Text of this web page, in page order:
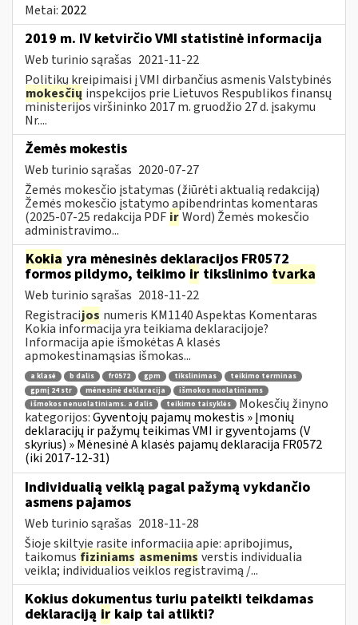
Metai: 2022
2019 m. IV ketvirčio VMI statistinė informacija
Web turinio sąrašas 2021-11-22
Politikų kreipimaisi į VMI dirbančius asmenis Valstybinės
mokesčių inspekcijos prie Lietuvos Respublikos finansų
ministerijos viršininko 2017 m. gruodžio 27 d. įsakymu
Nr....
Žemės mokestis
Web turinio sąrašas 2020-07-27
Žemės mokesčio įstatymas (žiūrėti aktualią redakciją)
Žemės mokesčio įstatymo apibendrintas komentaras
(2025-07-25 redakcija PDF irWord) Žemės mokesčio
administravimo...
Kokia yra mėnesinės deklaracijos FR0572
formos pildymo, teikimo ir tikslinimo tvarka
Web turinio sąrašas 2018-11-22
Registracijos numeris KM1140 Aspektas Komentaras
Kokia informacija yra teikiama deklaracijoje?
Informacija apie išmokėtas A klasės
apmokestinamąsias išmokas...
a klasė b dalis fr0572 gpm tikslinimas
teikimo terminas
gpmį 24 str
mėnesinė deklaracija
išmokos nuolatiniams
išmokos nenuolatiniams. a dalis
teikimo taisyklės
Mokesčių žinyno
kategorijos:Gyventojų pajamų mokestis » Įmonių
deklaracijų ir pažymų teikimas VMI ir gyventojams (V
skyrius) » Mėnesinė A klasės pajamų deklaracija FR0572
(iki 2017-12-31)
Individualią veiklą pagal pažymą vykdančio
asmens pajamos
Web turinio sąrašas 2018-11-28
Šioje skiltyje rasite informaciją apie: apribojimus,
taikomus fiziniams asmenims verstis individualia
veikla; individualios veiklos registravimą /...
Kokius dokumentus turiu pateikti teikdamas
deklaraciją ir kaip tai atlikti?